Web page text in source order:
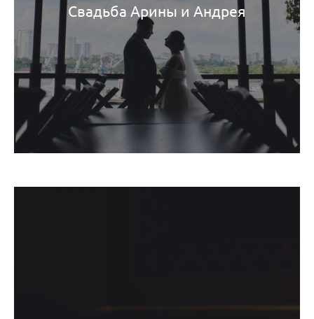
Свадьба Арины и Андрея